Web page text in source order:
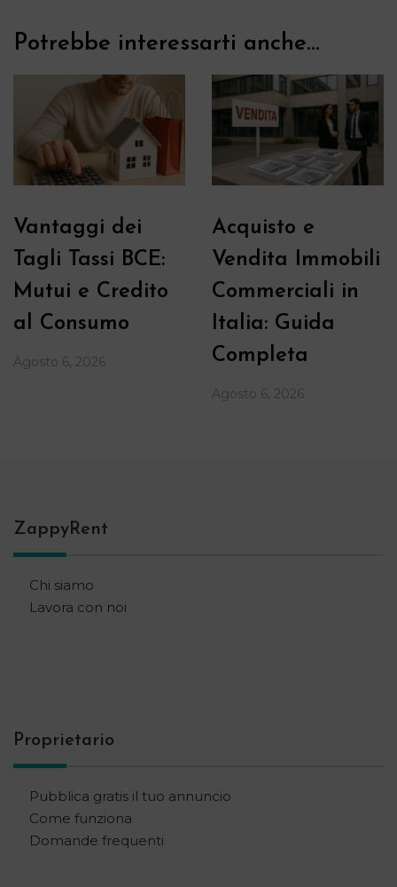
Potrebbe interessarti anche...
Vantaggi dei
Tagli Tassi BCE:
Mutui e Credito
al Consumo
Agosto 6, 2026
Acquisto e
Vendita Immobili
Commerciali in
Italia: Guida
Completa
Agosto 6, 2026
ZappyRent
Chi siamo
Lavora con noi
Proprietario
Pubblica gratis il tuo annuncio
Come funziona
Domande frequenti